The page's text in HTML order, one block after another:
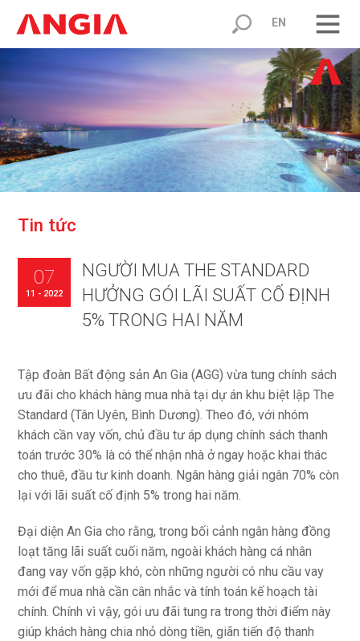
EN
Tin tức
NGƯỜI MUA THE STANDARD
HƯỞNG GÓI LÃI SUẤT CỐ ĐỊNH
5% TRONG HAI NĂM
07
11 - 2022
Tập đoàn Bất động sản An Gia (AGG) vừa tung chính sách
ưu đãi cho khách hàng mua nhà tại dự án khu biệt lập The
Standard (Tân Uyên, Bình Dương). Theo đó, với nhóm
khách cần vay vốn, chủ đầu tư áp dụng chính sách thanh
toán trước 30% là có thể nhận nhà ở ngay hoặc khai thác
cho thuê, đầu tư kinh doanh. Ngân hàng giải ngân 70% còn
lại với lãi suất cố định 5% trong hai năm.
Đại diện An Gia cho rằng, trong bối cảnh ngân hàng đồng
loạt tăng lãi suất cuối năm, ngoài khách hàng cá nhân
đang vay vốn gặp khó, còn những người có nhu cầu vay
mới để mua nhà cần cân nhắc và tính toán kế hoạch tài
chính. Chính vì vậy, gói ưu đãi tung ra trong thời điểm này
giúp khách hàng chia nhỏ dòng tiền, giãn tiến độ thanh